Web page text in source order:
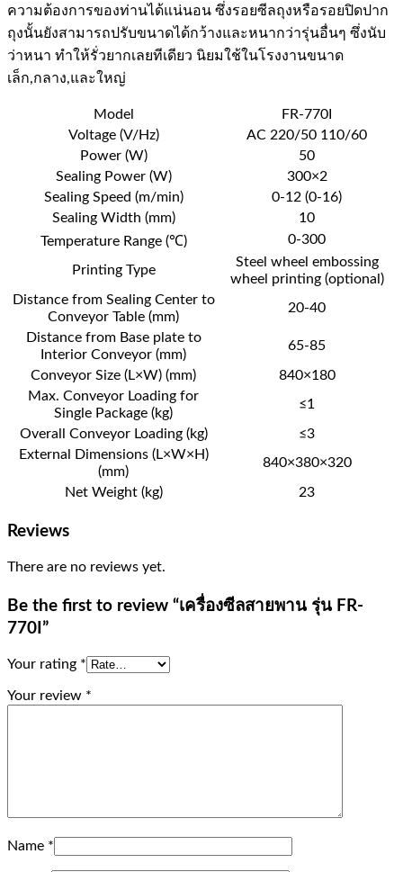
ความต้องการของท่านได้แน่นอน ซึ่งรอยซีลถุงหรือรอยปิดปาก
ถุงนั้นยังสามารถปรับขนาดได้กว้างและหนากว่ารุ่นอื่นๆ ซึ่งนับ
ว่าหนา ทำให้รั่วยากเลยทีเดียว นิยมใช้ในโรงงานขนาด
เล็ก,กลาง,และใหญ่
Model
FR-770I
Voltage (V/Hz)
AC 220/50 110/60
Power (W)
50
Sealing Power (W)
300×2
Sealing Speed (m/min)
0-12 (0-16)
Sealing Width (mm)
10
Temperature Range (℃)
0-300
Printing Type
Steel wheel embossing
wheel printing (optional)
Distance from Sealing Center to
Conveyor Table (mm)
20-40
Distance from Base plate to
Interior Conveyor (mm)
65-85
Conveyor Size (L×W) (mm)
840×180
Max. Conveyor Loading for
Single Package (kg)
≤1
Overall Conveyor Loading (kg)
≤3
External Dimensions (L×W×H)
(mm)
840×380×320
Net Weight (kg) 23
Reviews
There are no reviews yet.
Be the first to review “เครื่องซีลสายพาน รุ่น FR-
770I”
Your rating *
Your review *
Name *